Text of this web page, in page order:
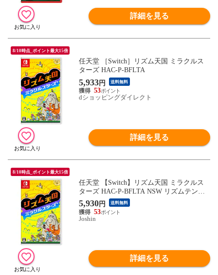
詳細を見る
8/10時点_ポイント最大15倍
任天堂 ［Switch］リズム天国 ミラクルス
ターズ HAC-P-BFLTA
5,933円 送料無料
53
dショッピングダイレクト
詳細を見る
8/10時点_ポイント最大15倍
任天堂 【Switch】リズム天国 ミラクルス
ターズ HAC-P-BFLTA NSW リズムテンゴ
ク ミラクルスタ-ズ 【返品種別B】
5,930円 送料無料
53
Joshin
詳細を見る